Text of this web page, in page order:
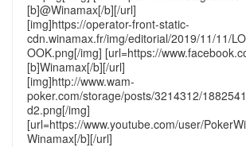
[b]@Winamax[/b][/url]
[img]https://operator-front-static-
cdn.winamax.fr/img/editorial/2019/11/11/
OOK.png[/img] [url=https://
[b]Winamax[/b][/url]
[img]http://www.wam-
poker.com/storage/posts/3214312/
d2.png[/img]
[url=https://www.youtube.com/user/
Winamax[/b][/url]